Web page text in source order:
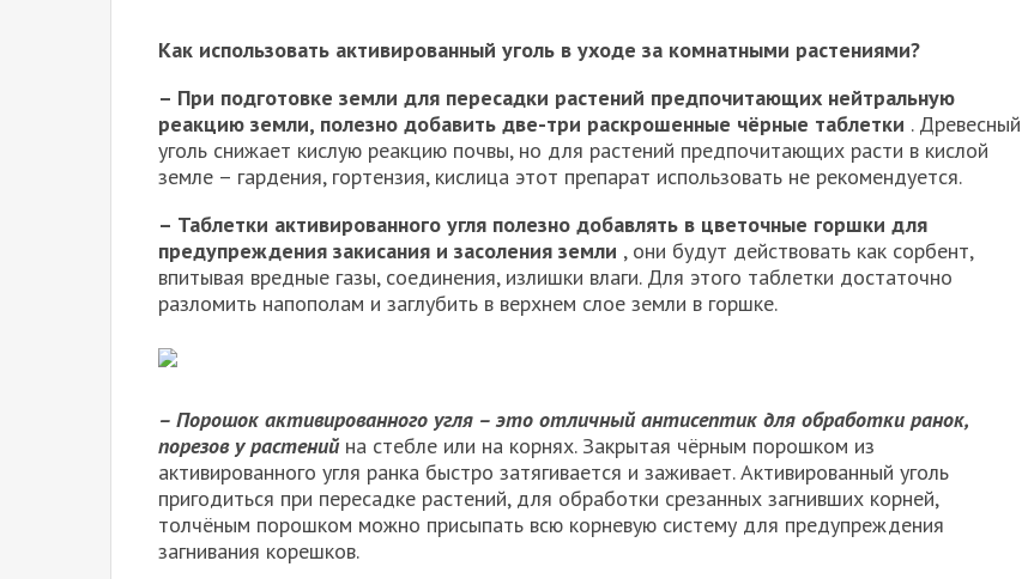
Как использовать активированный уголь в уходе за комнатными растениями?
– При подготовке земли для пересадки растений предпочитающих нейтральную
реакцию земли, полезно добавить две-три раскрошенные чёрные таблетки . Древесный
уголь снижает кислую реакцию почвы, но для растений предпочитающих расти в кислой
земле – гардения, гортензия, кислица этот препарат использовать не рекомендуется.
– Таблетки активированного угля полезно добавлять в цветочные горшки для
предупреждения закисания и засоления земли , они будут действовать как сорбент,
впитывая вредные газы, соединения, излишки влаги. Для этого таблетки достаточно
разломить напополам и заглубить в верхнем слое земли в горшке.
– Порошок активированного угля – это отличный антисептик для обработки ранок,
порезов у растений на стебле или на корнях. Закрытая чёрным порошком из
активированного угля ранка быстро затягивается и заживает. Активированный уголь
пригодиться при пересадке растений, для обработки срезанных загнивших корней,
толчёным порошком можно присыпать всю корневую систему для предупреждения
загнивания корешков.